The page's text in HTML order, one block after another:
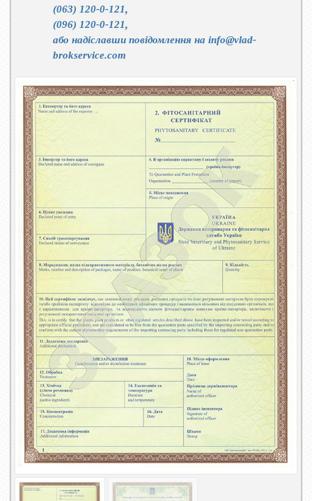
(063) 120-0-121,
(096) 120-0-121,
або надіславши повідомлення на info@vlad-
brokservice.com